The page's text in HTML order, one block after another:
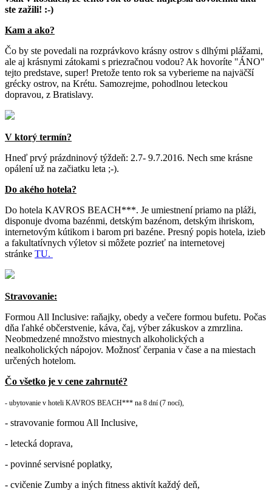
ste zažili! :-)
Kam a ako?
Čo by ste povedali na rozprávkovo krásny ostrov s dlhými plážami,
ale aj krásnymi zátokami s priezračnou vodou? Ak hovoríte "ÁNO"
tejto predstave, super! Pretože tento rok sa vyberieme na najväčší
grécky ostrov, na Krétu. Samozrejme, pohodlnou leteckou
dopravou, z Bratislavy.
V ktorý termín?
Hneď prvý prázdninový týždeň: 2.7- 9.7.2016. Nech sme krásne
opálení už na začiatku leta ;-).
Do akého hotela?
Do hotela KAVROS BEACH***. Je umiestnení priamo na pláži,
disponuje dvoma bazénmi, detským bazénom, detským ihriskom,
internetovým kútikom i barom pri bazéne. Presný popis hotela, izieb
a fakultatívnych výletov si môžete pozrieť na internetovej
stránke TU.
Stravovanie:
Formou All Inclusive: raňajky, obedy a večere formou bufetu. Počas
dňa ľahké občerstvenie, káva, čaj, výber zákuskov a zmrzlina.
Neobmedzené množstvo miestnych alkoholických a
nealkoholických nápojov. Možnosť čerpania v čase a na miestach
určených hotelom.
Čo všetko je v cene zahrnuté?
- ubytovanie v hoteli KAVROS BEACH*** na 8 dní (7 nocí),
- stravovanie formou All Inclusive,
- letecká doprava,
- povinné servisné poplatky,
- cvičenie Zumby a iných fitness aktivít každý deň,